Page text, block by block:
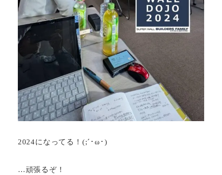
2024になってる！(;´･ω･)
…頑張るぞ！